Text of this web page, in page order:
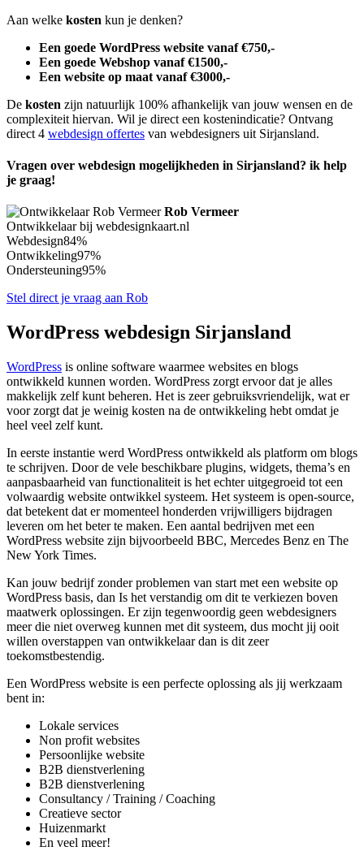
Aan welke kosten kun je denken?
Een goede WordPress website vanaf €750,-
Een goede Webshop vanaf €1500,-
Een website op maat vanaf €3000,-
De kosten zijn natuurlijk 100% afhankelijk van jouw wensen en de
complexiteit hiervan. Wil je direct een kostenindicatie? Ontvang
direct 4 webdesign offertes van webdesigners uit Sirjansland.
Vragen over webdesign mogelijkheden in Sirjansland? ik help
je graag!
Rob Vermeer
Ontwikkelaar bij webdesignkaart.nl
Webdesign84%
Ontwikkeling97%
Ondersteuning95%
Stel direct je vraag aan Rob
WordPress webdesign Sirjansland
WordPress is online software waarmee websites en blogs
ontwikkeld kunnen worden. WordPress zorgt ervoor dat je alles
makkelijk zelf kunt beheren. Het is zeer gebruiksvriendelijk, wat er
voor zorgt dat je weinig kosten na de ontwikkeling hebt omdat je
heel veel zelf kunt.
In eerste instantie werd WordPress ontwikkeld als platform om blogs
te schrijven. Door de vele beschikbare plugins, widgets, thema’s en
aanpasbaarheid van functionaliteit is het echter uitgegroeid tot een
volwaardig website ontwikkel systeem. Het systeem is open-source,
dat betekent dat er momenteel honderden vrijwilligers bijdragen
leveren om het beter te maken. Een aantal bedrijven met een
WordPress website zijn bijvoorbeeld BBC, Mercedes Benz en The
New York Times.
Kan jouw bedrijf zonder problemen van start met een website op
WordPress basis, dan Is het verstandig om dit te verkiezen boven
maatwerk oplossingen. Er zijn tegenwoordig geen webdesigners
meer die niet overweg kunnen met dit systeem, dus mocht jij ooit
willen overstappen van ontwikkelaar dan is dit zeer
toekomstbestendig.
Een WordPress website is een perfecte oplossing als jij werkzaam
bent in:
Lokale services
Non profit websites
Persoonlijke website
B2B dienstverlening
B2B dienstverlening
Consultancy / Training / Coaching
Creatieve sector
Huizenmarkt
En veel meer!